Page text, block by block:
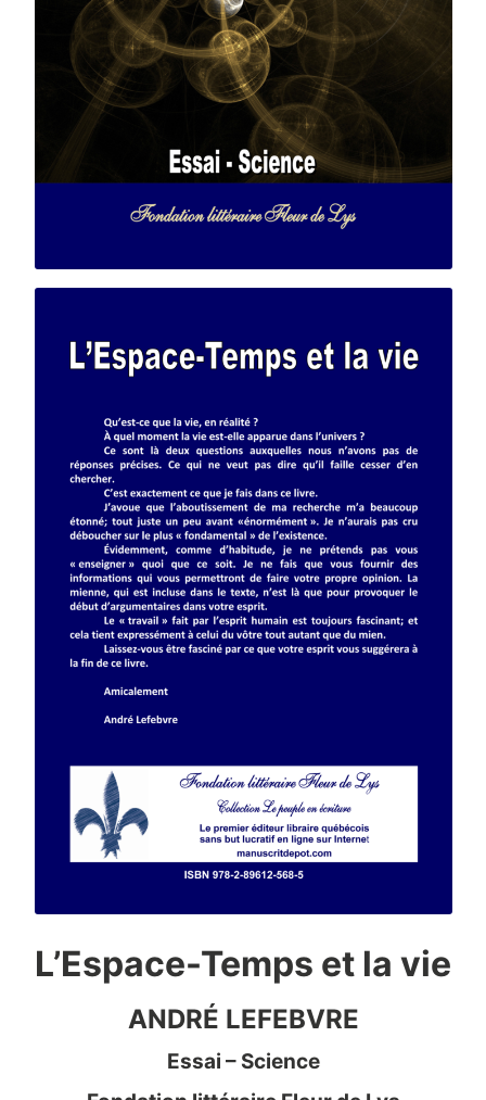
L’Espace-Temps et la vie
ANDRÉ LEFEBVRE
Essai – Science